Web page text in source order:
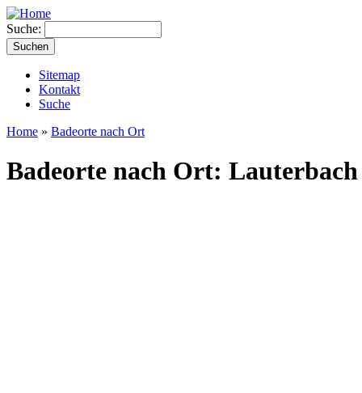
Suche:
Sitemap
Kontakt
Suche
Home » Badeorte nach Ort
Badeorte nach Ort: Lauterbach